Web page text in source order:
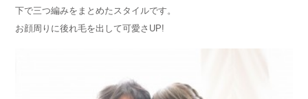
下で三つ編みをまとめたスタイルです。
お顔周りに後れ毛を出して可愛さUP!